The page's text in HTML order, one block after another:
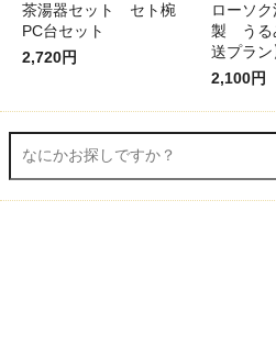
茶湯器セット セト椀
PC台セット
2,720円
ローソ
製 うる
送プラン
2,100円